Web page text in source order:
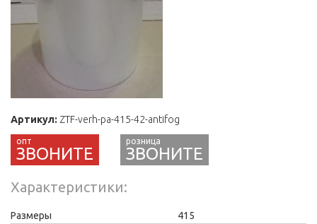
Артикул: ZTF-verh-pa-415-42-antifog
ЗВОНИТЕ
Характеристики
Размеры
415